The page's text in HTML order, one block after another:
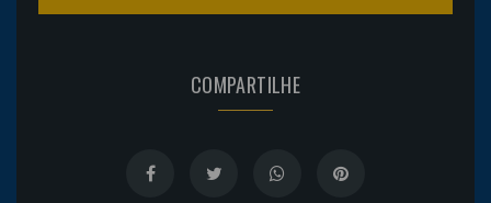
COMPARTILHE